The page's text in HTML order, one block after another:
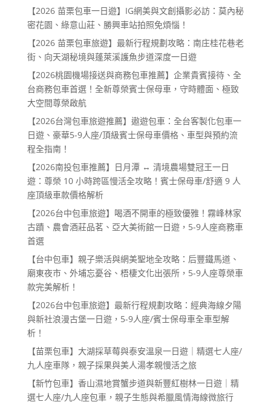
【2026 苗栗包車一日遊】IG網美與文創攝影必訪：莫內秘
密花園、綠意山莊、勝興車站拍照免煩惱！
【2026 苗栗包車旅遊】最新行程規劃攻略：南庄桂花巷老
街、向天湖秘境與蓬萊溪護魚步道深度一日遊
【2026桃園機場接送與商務包車推薦】企業貴賓接待、全
台商務包車首選！全新尊榮賓士保母車，守時體面、極致
大空間尊榮啟航
【2026台灣包車旅遊推薦】遨遊包車：全台客製化包車一
日遊、豪華5-9人座/頂級賓士保母車價格、車型與預約流
程全指南！
【2026南投包車推薦】日月潭 ↔ 清境農場雙冠王一日
遊：尊榮 10 小時跨區慢活全攻略！賓士保母車/舒適 9 人
座頂級車款價格解析
【2026台中包車旅遊】喝酒不開車的極致優雅！霧峰林家
古蹟、農會酒莊品茗、亞大美術館一日遊，5-9人座商務車
首選
【台中包車】親子樂活與網美聖地全攻略：后豐鐵馬道、
廟東夜市、外埔忘憂谷、梧棲文化出張所，5-9人座尊榮車
款完美解析！
【2026台中包車旅遊】最新行程規劃攻略：經典海線夕陽
與新社浪漫古堡一日遊，5-9人座/賓士保母車全車型解
析！
【苗栗包車】大湖採草莓與泰安溫泉一日遊｜精選七人座/
九人座車隊，親子採果與美人湯孝親慢活之旅
【新竹包車】香山濕地賞蟹步道與新豐紅樹林一日遊｜精
選七人座/九人座包車，親子生態與希臘風情海線微旅行